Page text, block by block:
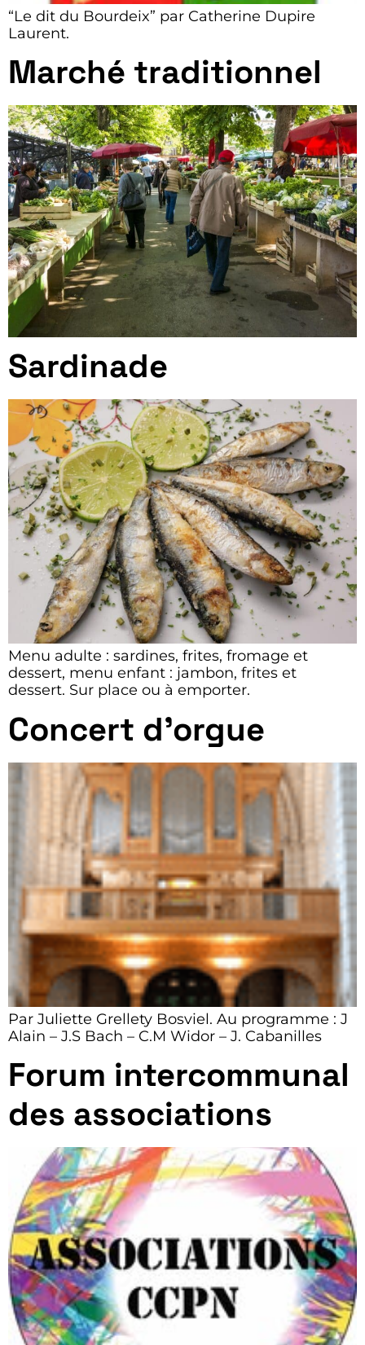
“Le dit du Bourdeix” par Catherine Dupire
Laurent.
Marché traditionnel
Sardinade
Menu adulte : sardines, frites, fromage et
dessert, menu enfant : jambon, frites et
dessert. Sur place ou à emporter.
Concert d’orgue
Par Juliette Grellety Bosviel. Au programme : J
Alain – J.S Bach – C.M Widor – J. Cabanilles
Forum intercommunal
des associations